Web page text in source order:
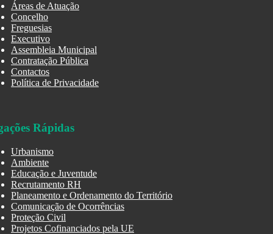
Áreas de Atuação
Concelho
Freguesias
Executivo
Assembleia Municipal
Contratação Pública
Contactos
Política de Privacidade
Rápidas
Urbanismo
Ambiente
Educação e Juventude
Recrutamento RH
Planeamento e Ordenamento do Território
Comunicação de Ocorrências
Proteção Civil
Projetos Cofinanciados pela UE